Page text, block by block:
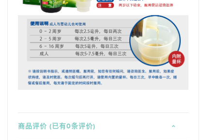
商品评价 (已有0条评价)